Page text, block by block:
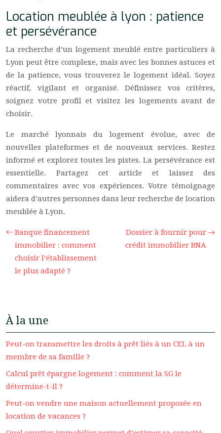
Location meublée à lyon : patience
et persévérance
La recherche d’un logement meublé entre particuliers à
Lyon peut être complexe, mais avec les bonnes astuces et
de la patience, vous trouverez le logement idéal. Soyez
réactif, vigilant et organisé. Définissez vos critères,
soignez votre profil et visitez les logements avant de
choisir.
Le marché lyonnais du logement évolue, avec de
nouvelles plateformes et de nouveaux services. Restez
informé et explorez toutes les pistes. La persévérance est
essentielle. Partagez cet article et laissez des
commentaires avec vos expériences. Votre témoignage
aidera d’autres personnes dans leur recherche de location
meublée à Lyon.
Banque financement
immobilier : comment
choisir l’établissement
le plus adapté ?
Dossier à fournir pour
crédit immobilier BNA
À la une
Peut-on transmettre les droits à prêt liés à un CEL à un
membre de sa famille ?
Calcul prêt épargne logement : comment la SG le
détermine-t-il ?
Peut-on vendre une maison actuellement proposée en
location de vacances ?